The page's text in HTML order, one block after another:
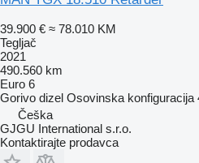
39.900 € ≈ 78.010 KM
Tegljač
2021
490.560 km
Euro 6
Gorivo dizel Osovinska konfiguracija
Češka
GJGU International s.r.o.
Kontaktirajte prodavca